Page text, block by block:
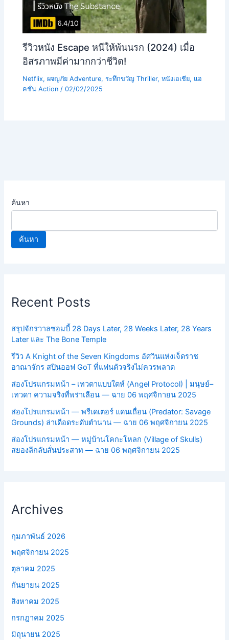
รีวิวหนัง Escape หนีให้พ้นนรก (2024) เมื่อ
อิสรภาพมีค่ามากกว่าชีวิต!
Netflix,ผจญภัย Adventure,ระทึกขวัญ Thriller,หนังเอเชีย, แอ
คชั่น Action /02/02/2025
ค้นหา
ค้นหา
Recent Posts
สรุปจักรวาลซอมบี้ 28 Days Later, 28 Weeks Later, 28 Years
Later และ The Bone Temple
รีวิว A Knight of the Seven Kingdoms อัศวินแห่งเจ็ดราช
อาณาจักร สปินออฟ GoT ที่แฟนตัวจริงไม่ควรพลาด
ส่องโปรแกรมหน้า – เทวดาแบบใดห์ (Angel Protocol) | มนุษย์–
เทวดา ความจริงที่พร่าเลือน — ฉาย 06 พฤศจิกายน 2025
ส่องโปรแกรมหน้า — พรีเดเตอร์ แดนเถื่อน (Predator: Savage
Grounds) ล่าเดือดระดับตำนาน — ฉาย 06 พฤศจิกายน 2025
ส่องโปรแกรมหน้า — หมู่บ้านโคกะโหลก (Village of Skulls)
สยองลึกลับสั่นประสาท — ฉาย 06 พฤศจิกายน 2025
Archives
กุมภาพันธ์ 2026
พฤศจิกายน 2025
ตุลาคม 2025
กันยายน 2025
สิงหาคม 2025
กรกฎาคม 2025
มิถุนายน 2025